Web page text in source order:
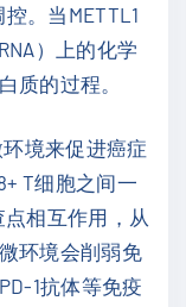
。当METTL1
）上的化学
质的过程。
境来促进癌症
T细胞之间一
点相互作用，从
环境会削弱免
1抗体等免疫